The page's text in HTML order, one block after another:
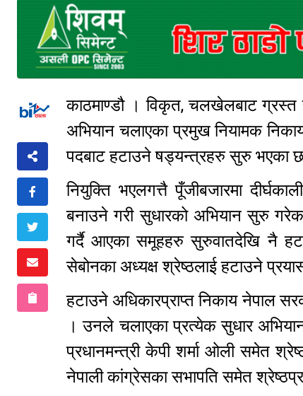
काठमाण्डौ । विकृत, चलखेलबाट ग्रस्त र
अभियान चलाएका प्रमुख नियामक
पदबाट हटाउने षड्यन्त्रहरु सुरु भएका
नियुक्ति भएलगत्तै पूँजीबजारमा
बनाउने गरी सुधारको अभियान सुरु
गर्दै आएका समूहहरु सुरुवातदेखि नै
सेबोनका अध्यक्ष श्रेष्ठलाई हटाउने
हटाउने अधिकारप्राप्त निकाय नेपाल
। उनले चलाएका प्रत्येक सुधार
प्रधानमन्त्री केपी शर्मा ओली समेत
नेपाली कांग्रेसका सभापति समेत